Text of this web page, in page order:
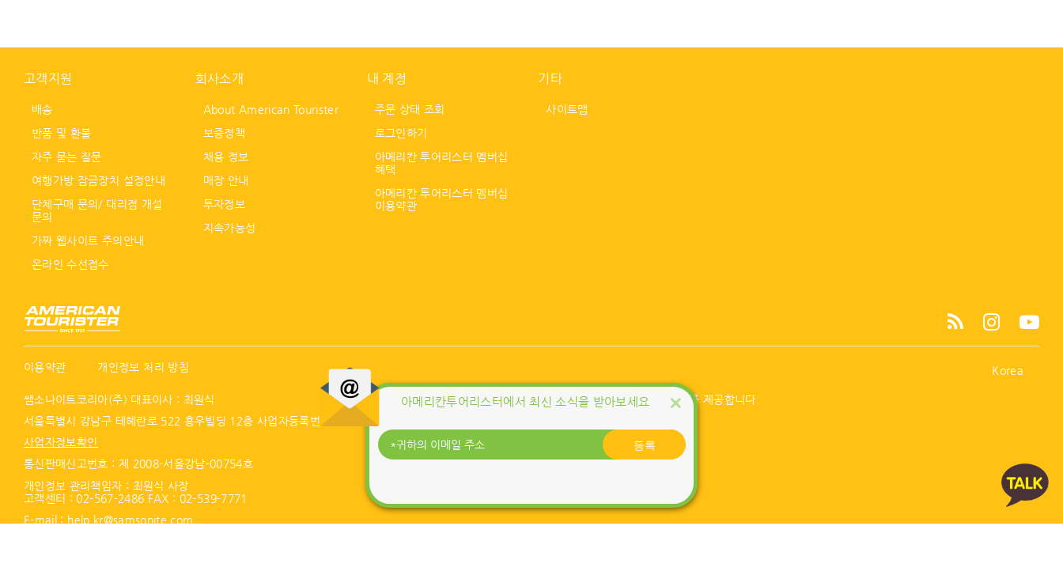
아메리칸투어리스터에서 최신 소식을 받아보세요
등록
고객지원
배송
반품 및 환불
자주 묻는 질문
여행가방 잠금장치 설정안내
단체구매 문의/ 대리점 개설
문의
가짜 웹사이트 주의안내
온라인 수선접수
회사소개
About American Tourister
보증정책
채용 정보
매장 안내
투자정보
지속가능성
내 계정
주문 상태 조회
로그인하기
아메리칸 투어리스터 멤버십
혜택
아메리칸 투어리스터 멤버십
이용약관
기타
사이트맵
이용약관 개인정보 처리 방침 Korea
쌤소나이트코리아(주) 대표이사 : 최원식
서울특별시 강남구 테헤란로 522 홍우빌딩 12층 사업자등록번호 :
218-81-21342
사업자정보확인
통신판매신고번호 : 제 2008-서울강남-00754호
개인정보 관리책임자 : 최원식 사장
고객센터 :02-567-2486 FAX : 02-539-7771
E-mail : help.kr@samsonite.com
KG 이니시스를 통해 구매안전서비스를 제공합니다.